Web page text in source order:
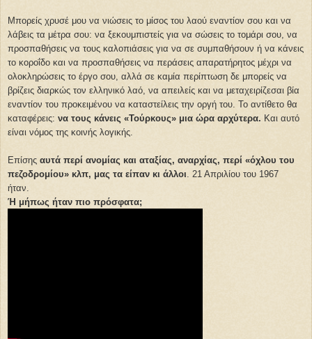
Μπορείς χρυσέ μου να νιώσεις το μίσος του λαού εναντίον σου και να
λάβεις τα μέτρα σου: να ξεκουμπιστείς για να σώσεις το τομάρι σου, να
προσπαθήσεις να τους καλοπιάσεις για να σε συμπαθήσουν ή να κάνεις
το κοροΐδο και να προσπαθήσεις να περάσεις απαρατήρητος μέχρι να
ολοκληρώσεις το έργο σου, αλλά σε καμία περίπτωση δε μπορείς να
βρίζεις διαρκώς τον ελληνικό λαό, να απειλείς και να μεταχειρίζεσαι βία
εναντίον του προκειμένου να καταστείλεις την οργή του. Το αντίθετο θα
καταφέρεις: να τους κάνεις «Τούρκους» μια ώρα αρχύτερα. Και αυτό
είναι νόμος της κοινής λογικής.
Επίσης αυτά περί ανομίας και αταξίας, αναρχίας, περί «όχλου του
πεζοδρομίου» κλπ, μας τα είπαν κι άλλοι . 21 Απριλίου του 1967
ήταν.
Ή μήπως ήταν πιο πρόσφατα;